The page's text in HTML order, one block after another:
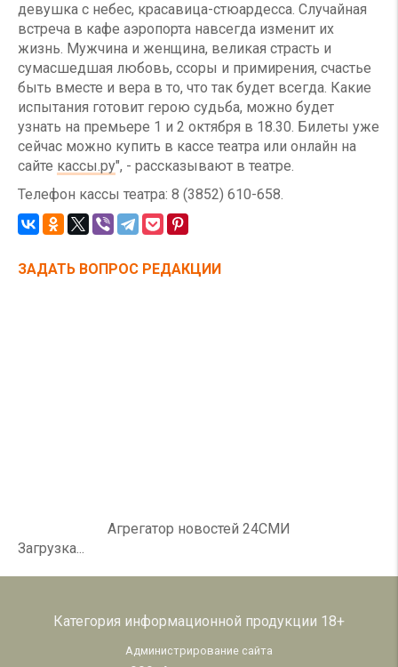
девушка с небес, красавица-стюардесса. Случайная
встреча в кафе аэропорта навсегда изменит их
жизнь. Мужчина и женщина, великая страсть и
сумасшедшая любовь, ссоры и примирения, счастье
быть вместе и вера в то, что так будет всегда. Какие
испытания готовит герою судьба, можно будет
узнать на премьере 1 и 2 октября в 18.30. Билеты уже
сейчас можно купить в кассе театра или онлайн на
сайте кассы.ру", - рассказывают в театре.
Телефон кассы театра: 8 (3852) 610-658.
ЗАДАТЬ ВОПРОС РЕДАКЦИИ
Агрегатор новостей 24СМИ
Загрузка...
Категория информационной продукции 18+
Администрирование сайта